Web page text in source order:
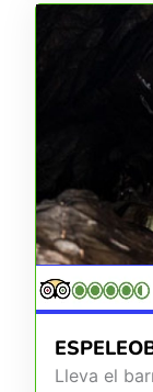
Lleva el